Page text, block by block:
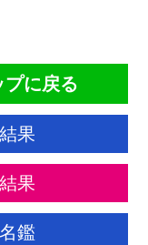
に戻る
果
果
鑑